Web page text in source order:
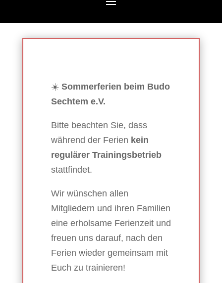
☀️ Sommerferien beim Budo
Sechtem e.V.
Bitte beachten Sie, dass
während der Ferien kein
regulärer Trainingsbetrieb
stattfindet.
Wir wünschen allen
Mitgliedern und ihren Familien
eine erholsame Ferienzeit und
freuen uns darauf, nach den
Ferien wieder gemeinsam mit
Euch zu trainieren!